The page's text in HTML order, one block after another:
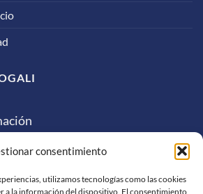
consentimiento
utilizamos tecnologías como las cookies
a la información del dispositivo. El consentimiento